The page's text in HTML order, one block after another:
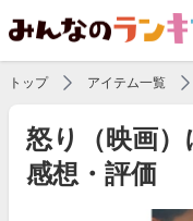
トップ アイテム一覧
怒り（映画
感想・評価